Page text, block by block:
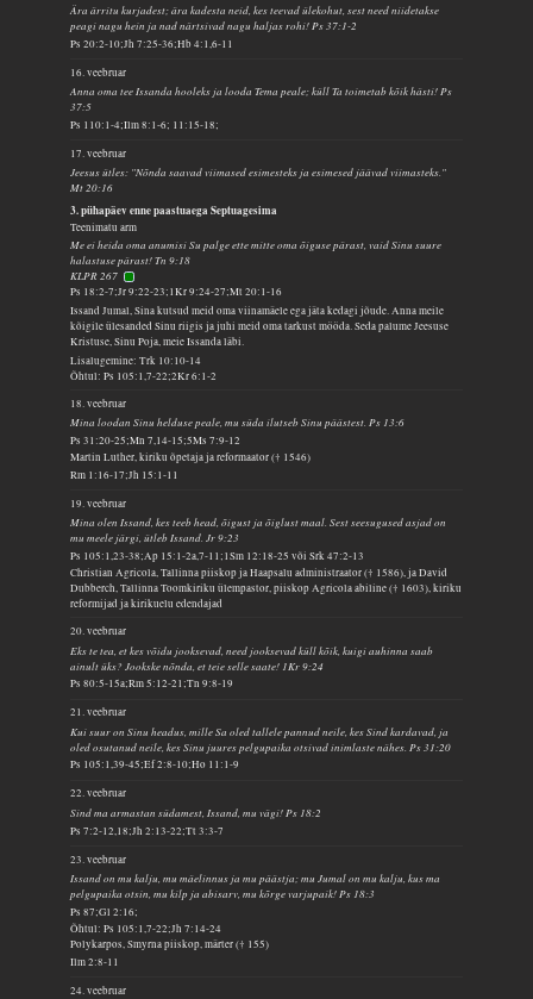
Ära ärritu kurjadest; ära kadesta neid, kes teevad ülekohut, sest need niidetakse
peagi nagu hein ja nad närtsivad nagu haljas rohi! Ps 37:1-2
Ps 20:2-10;Jh 7:25-36;Hb 4:1,6-11
16. veebruar
Anna oma tee Issanda hooleks ja looda Tema peale; küll Ta toimetab kõik hästi! Ps
37:5
Ps 110:1-4;Ilm 8:1-6; 11:15-18;
17. veebruar
Jeesus ütles: "Nõnda saavad viimased esimesteks ja esimesed jäävad viimasteks."
Mt 20:16
3. pühapäev enne paastuaega Septuagesima
Teenimatu arm
Me ei heida oma anumisi Su palge ette mitte oma õiguse pärast, vaid Sinu suure
halastuse pärast! Tn 9:18
KLPR 267
Ps 18:2-7;Jr 9:22-23;1Kr 9:24-27;Mt 20:1-16
Issand Jumal, Sina kutsud meid oma viinamäele ega jäta kedagi jõude. Anna meile
kõigile ülesanded Sinu riigis ja juhi meid oma tarkust mööda. Seda palume Jeesuse
Kristuse, Sinu Poja, meie Issanda läbi.
Lisalugemine: Trk 10:10-14
Õhtul: Ps 105:1,7-22;2Kr 6:1-2
18. veebruar
Mina loodan Sinu helduse peale, mu süda ilutseb Sinu päästest. Ps 13:6
Ps 31:20-25;Mn 7,14-15;5Ms 7:9-12
Martin Luther, kiriku õpetaja ja reformaator († 1546)
Rm 1:16-17;Jh 15:1-11
19. veebruar
Mina olen Issand, kes teeb head, õigust ja õiglust maal. Sest seesugused asjad on
mu meele järgi, ütleb Issand. Jr 9:23
Ps 105:1,23-38;Ap 15:1-2a,7-11;1Sm 12:18-25 või Srk 47:2-13
Christian Agricola, Tallinna piiskop ja Haapsalu administraator († 1586), ja David
Dubberch, Tallinna Toomkiriku ülempastor, piiskop Agricola abiline († 1603), kiriku
reformijad ja kirikuelu edendajad
20. veebruar
Eks te tea, et kes võidu jooksevad, need jooksevad küll kõik, kuigi auhinna saab
ainult üks? Jookske nõnda, et teie selle saate! 1Kr 9:24
Ps 80:5-15a;Rm 5:12-21;Tn 9:8-19
21. veebruar
Kui suur on Sinu headus, mille Sa oled tallele pannud neile, kes Sind kardavad, ja
oled osutanud neile, kes Sinu juures pelgupaika otsivad inimlaste nähes. Ps 31:20
Ps 105:1,39-45;Ef 2:8-10;Ho 11:1-9
22. veebruar
Sind ma armastan südamest, Issand, mu vägi! Ps 18:2
Ps 7:2-12,18;Jh 2:13-22;Tt 3:3-7
23. veebruar
Issand on mu kalju, mu mäelinnus ja mu päästja; mu Jumal on mu kalju, kus ma
pelgupaika otsin, mu kilp ja abisarv, mu kõrge varjupaik! Ps 18:3
Ps 87;Gl 2:16;
Õhtul: Ps 105:1,7-22;Jh 7:14-24
Polykarpos, Smyrna piiskop, märter († 155)
Ilm 2:8-11
24. veebruar